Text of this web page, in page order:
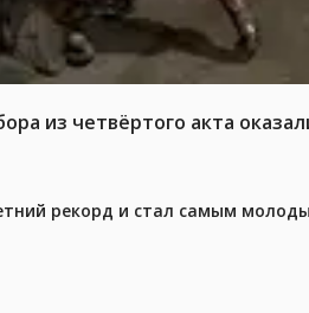
из четвёртого акта
рекорд и стал самым